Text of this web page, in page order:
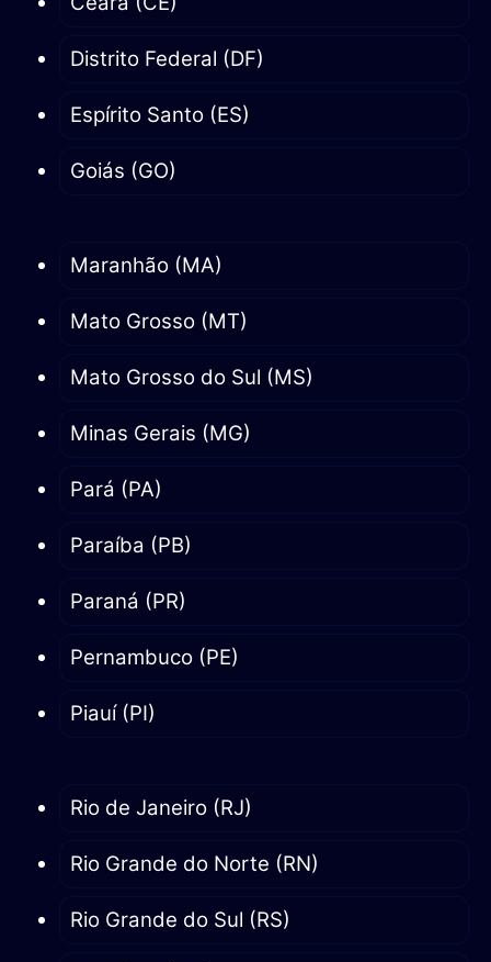
Distrito Federal (DF)
Espírito Santo (ES)
Goiás (GO)
Maranhão (MA)
Mato Grosso (MT)
Mato Grosso do Sul (MS)
Minas Gerais (MG)
Pará (PA)
Paraíba (PB)
Paraná (PR)
Pernambuco (PE)
Piauí (PI)
Rio de Janeiro (RJ)
Rio Grande do Norte (RN)
Rio Grande do Sul (RS)